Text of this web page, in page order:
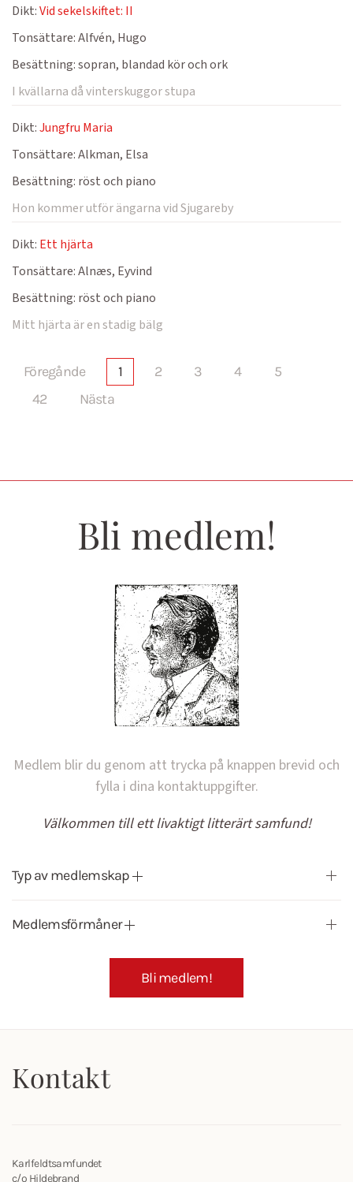
Dikt:Vid sekelskiftet: II
Tonsättare:Alfvén, Hugo
Besättning:sopran, blandad kör och ork
I kvällarna då vinterskuggor stupa
Dikt:Jungfru Maria
Tonsättare:Alkman, Elsa
Besättning: röst och piano
Hon kommer utför ängarna vid Sjugareby
Dikt: Ett hjärta
Tonsättare:Alnæs, Eyvind
Besättning: röst och piano
Mitt hjärta är en stadig bälg
Föregånde 1 2 3 4
5
42
Nästa
Bli medlem!
Medlem blir du genom att trycka på knappen brevid och
fylla i dina kontaktuppgifter.
Välkommen till ett livaktigt litterärt samfund!
Typ av medlemskap
Medlemsförmåner
Bli medlem!
Kontakt
Karlfeldtsamfundet
c/o Hildebrand